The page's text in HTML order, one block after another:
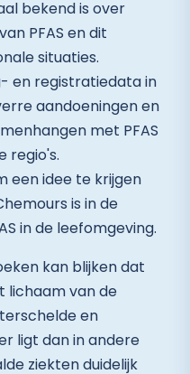
bekend is over
PFAS en dit
situaties.
en registratiedata in
aandoeningen en
met PFAS
regio's.
een idee te krijgen
is in de
in de leefomgeving.
kan blijken dat
lichaam van de
en
ligt dan in andere
ziekten duidelijk